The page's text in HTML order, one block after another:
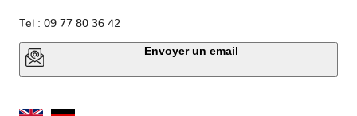
Tel : 09 77 80 36 42
Envoyer un email